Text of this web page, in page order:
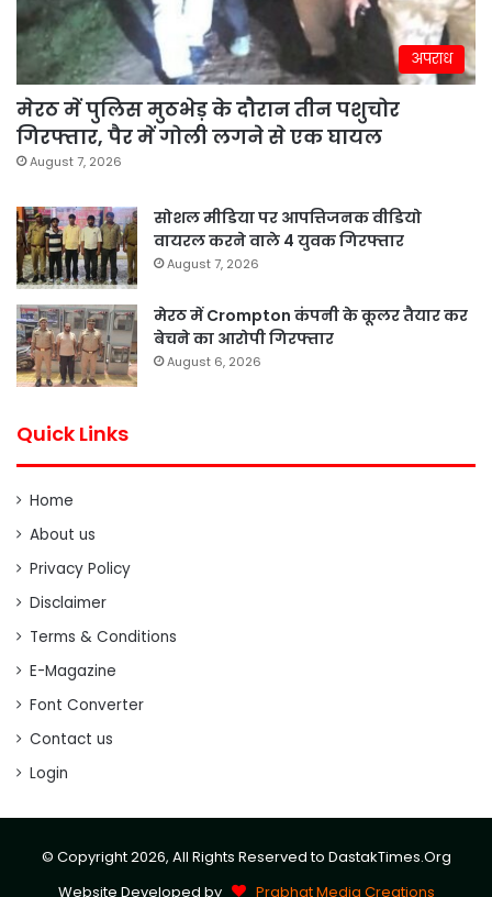
अपराध
मेरठ में पुलिस मुठभेड़ के दौरान तीन पशुचोर
गिरफ्तार, पैर में गोली लगने से एक घायल
August 7, 2026
सोशल मीडिया पर आपत्तिजनक वीडियो
वायरल करने वाले 4 युवक गिरफ्तार
August 7, 2026
मेरठ में Crompton कंपनी के कूलर तैयार कर
बेचने का आरोपी गिरफ्तार
August 6, 2026
Quick Links
Home
About us
Privacy Policy
Disclaimer
Terms & Conditions
E-Magazine
Font Converter
Contact us
Login
© Copyright 2026, All Rights Reserved to DastakTimes.Org
Website Developed by
Prabhat Media Creations